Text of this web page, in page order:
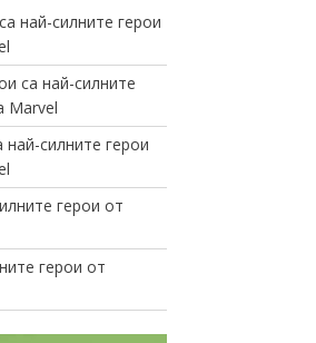
най-силните герои
са най-силните
Marvel
най-силните герои
герои от
герои от